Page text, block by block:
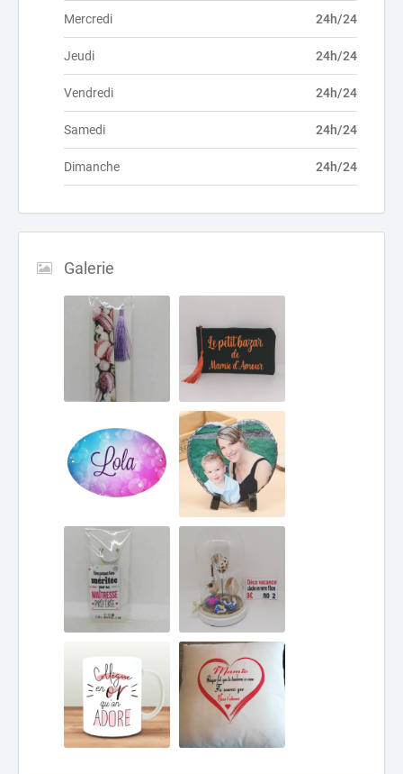
Mercredi 24h/24
Jeudi 24h/24
Vendredi 24h/24
Samedi 24h/24
Dimanche 24h/24
Galerie